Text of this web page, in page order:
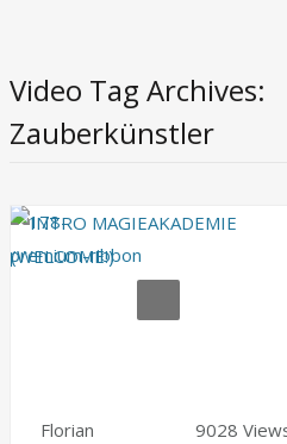
Video Tag Archives:
Zauberkünstler
Florian 9028